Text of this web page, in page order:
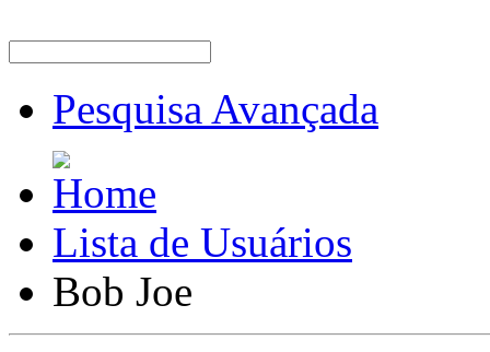
Pesquisa Avançada
Lista de Usuários
Bob Joe